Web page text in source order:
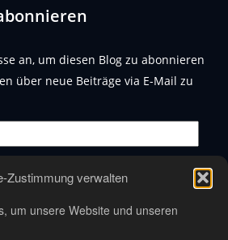
Zustimmung verwalten
um unsere Website und unseren
an, um diesen Blog zu abonnieren
über neue Beiträge via E-Mail zu